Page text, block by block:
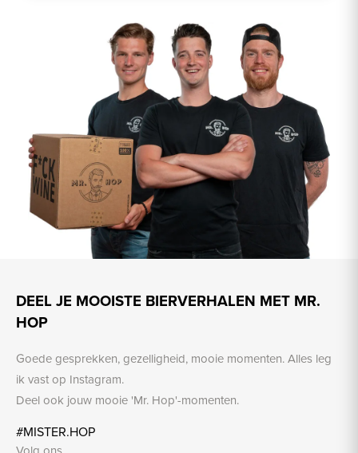
DEEL JE MOOISTE BIERVERHALEN MET MR.
HOP
Goede gesprekken, gezelligheid, mooie momenten. Alles leg
ik vast op Instagram.
Deel ook jouw mooie 'Mr. Hop'-momenten.
#MISTER.HOP